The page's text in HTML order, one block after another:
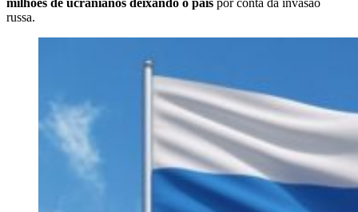
milhões de ucranianos deixando o país por conta da invasão
russa.